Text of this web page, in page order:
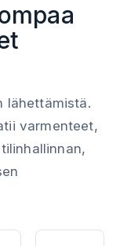
lähettämistä.
varmenteet,